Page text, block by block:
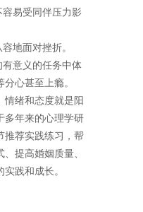
易受同伴压力影
地面对挫折。
意义的任务中体
心甚至上瘾。
情绪和态度就是阳
多年来的心理学研
推荐实践练习，帮
提高婚姻质量、
践和成长。